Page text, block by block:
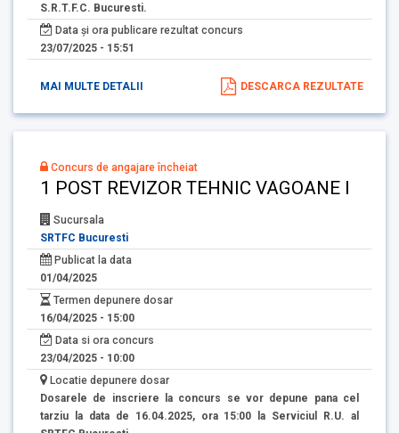
S.R.T.F.C. Bucuresti.
Data și ora publicare rezultat concurs
23/07/2025 - 15:51
MAI MULTE DETALII DESCARCA REZULTATE
Concurs de angajare încheiat
1 POST REVIZOR TEHNIC VAGOANE I
Sucursala
SRTFC Bucuresti
Publicat la data
01/04/2025
Termen depunere dosar
16/04/2025 - 15:00
Data si ora concurs
23/04/2025 - 10:00
Locatie depunere dosar
Dosarele de inscriere la concurs se vor depune pana cel
tarziu la data de 16.04.2025, ora 15:00 la Serviciul R.U. al